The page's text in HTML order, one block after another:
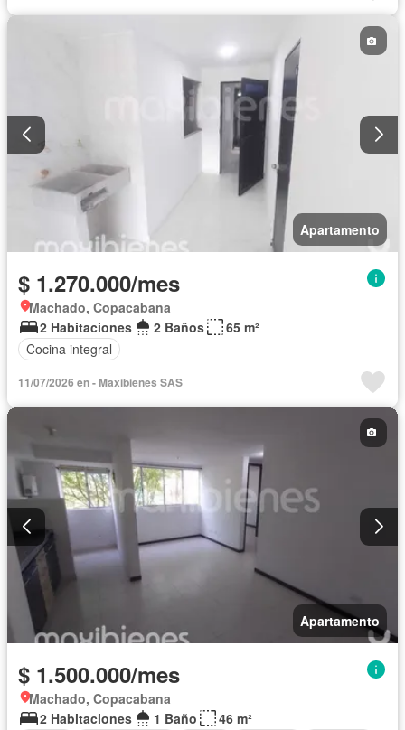
Apartamento
$ 1.270.000/mes
Machado, Copacabana
2 Habitaciones
2 Baños
65 m²
Cocina integral
11/07/2026 en - Maxibienes SAS
Apartamento
$ 1.500.000/mes
Machado, Copacabana
2 Habitaciones
1 Baño
46 m²